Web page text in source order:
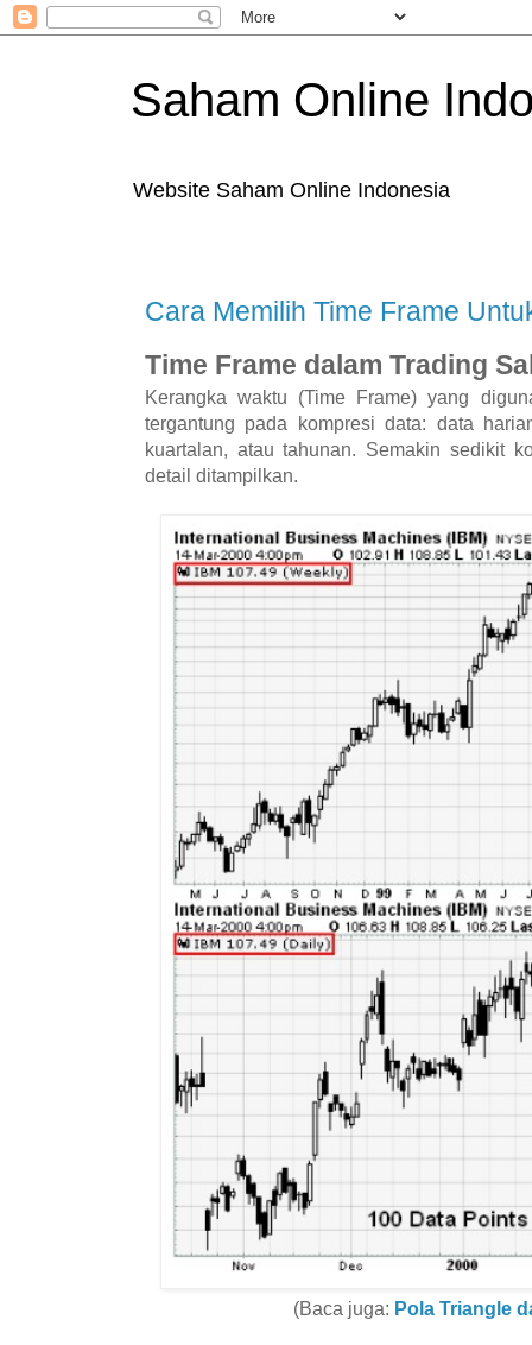
Saham Online
Website Saham Online Indonesia
Cara Memilih Time Frame
Time Frame dalam Trading
Kerangka waktu (Time Frame) yang
tergantung pada kompresi data: data
kuartalan, atau tahunan. Semakin sedikit
detail ditampilkan.
(Baca juga: Pola Triangle